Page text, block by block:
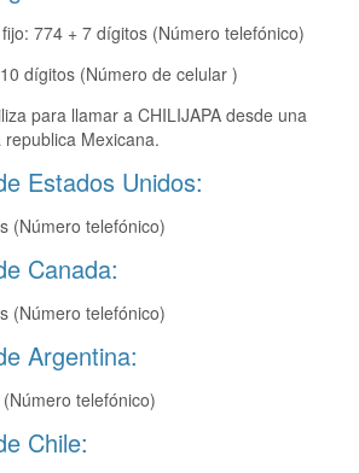
774 + 7 dígitos (Número telefónico)
dígitos (Número de celular )
para llamar a CHILIJAPA desde una
Mexicana.
Estados Unidos:
(Número telefónico)
Canada:
(Número telefónico)
Argentina:
telefónico)
Chile: